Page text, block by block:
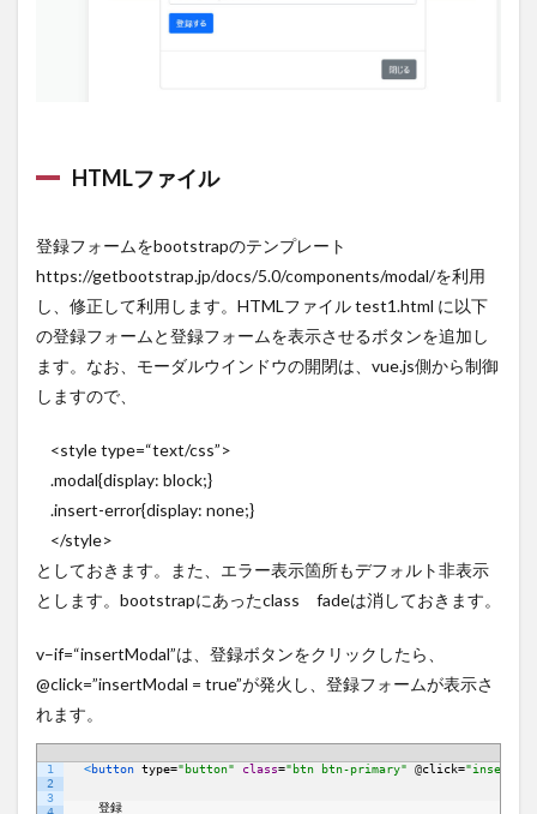
HTMLファイル
登録フォームをbootstrapのテンプレート
https://getbootstrap.jp/docs/5.0/components/modal/を利用
し、修正して利用します。HTMLファイル test1.html に以下
の登録フォームと登録フォームを表示させるボタンを追加し
ます。なお、モーダルウインドウの開閉は、vue.js側から制御
しますので、
<styletype=“text/css”>
.modal{display: block;}
.insert-error{display: none;}
</style>
としておきます。また、エラー表示箇所もデフォルト非表示
とします。bootstrapにあったclass fadeは消しておきます。
v–if=“insertModal”は、登録ボタンをクリックしたら、
@click=”insertModal = true”が発火し、登録フォームが表示さ
れます。
PHP
1
2
3
<button type="button" class="btn btn-primary" @click=
登録